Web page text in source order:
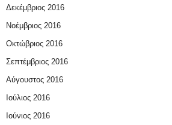
Δεκέμβριος 2016
Νοέμβριος 2016
Οκτώβριος 2016
Σεπτέμβριος 2016
Αύγουστος 2016
Ιούλιος 2016
Ιούνιος 2016